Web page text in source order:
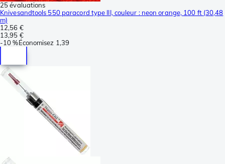
25 évaluations
Knivesandtools 550 paracord type III, couleur : neon orange, 100 ft (30,48
m)
12,56 €
13,95 €
-10 %Économisez 1,39